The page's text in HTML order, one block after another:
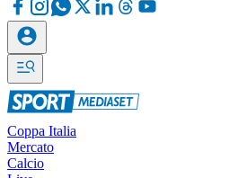
Coppa Italia
Mercato
Calcio